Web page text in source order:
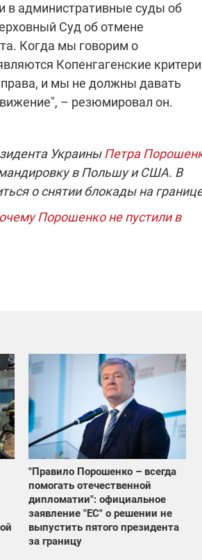
в административные суды об
Суд об отмене
Когда мы говорим о
Копенгагенские
права, и мы не должны давать
– резюмировал он.
Украины Петра
в Польшу и США. В
о снятии блокады на
Порошенко не пустили в
"Правило Порошенко – всегда
помогать отечественной
дипломатии": официальное
заявление "ЕС" о решении не
выпустить пятого президента
за границу